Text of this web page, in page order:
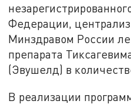
Федерации,
Минздравом России
препарата
(Эвушелд) в
В реализации